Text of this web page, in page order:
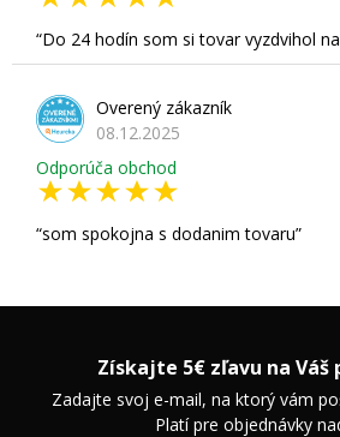
Do 24 hodín som si tovar vyzdvihol
Overený zákazník
08.12.2025
Odporúča obchod
som spokojna s dodanim tovaru
Získajte 5€ zľavu na Váš
Zadajte svoj e-mail, na ktorý vám
Platí pre objednávky